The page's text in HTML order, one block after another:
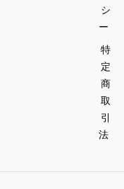
シ
ー
特
定
商
取
引
法